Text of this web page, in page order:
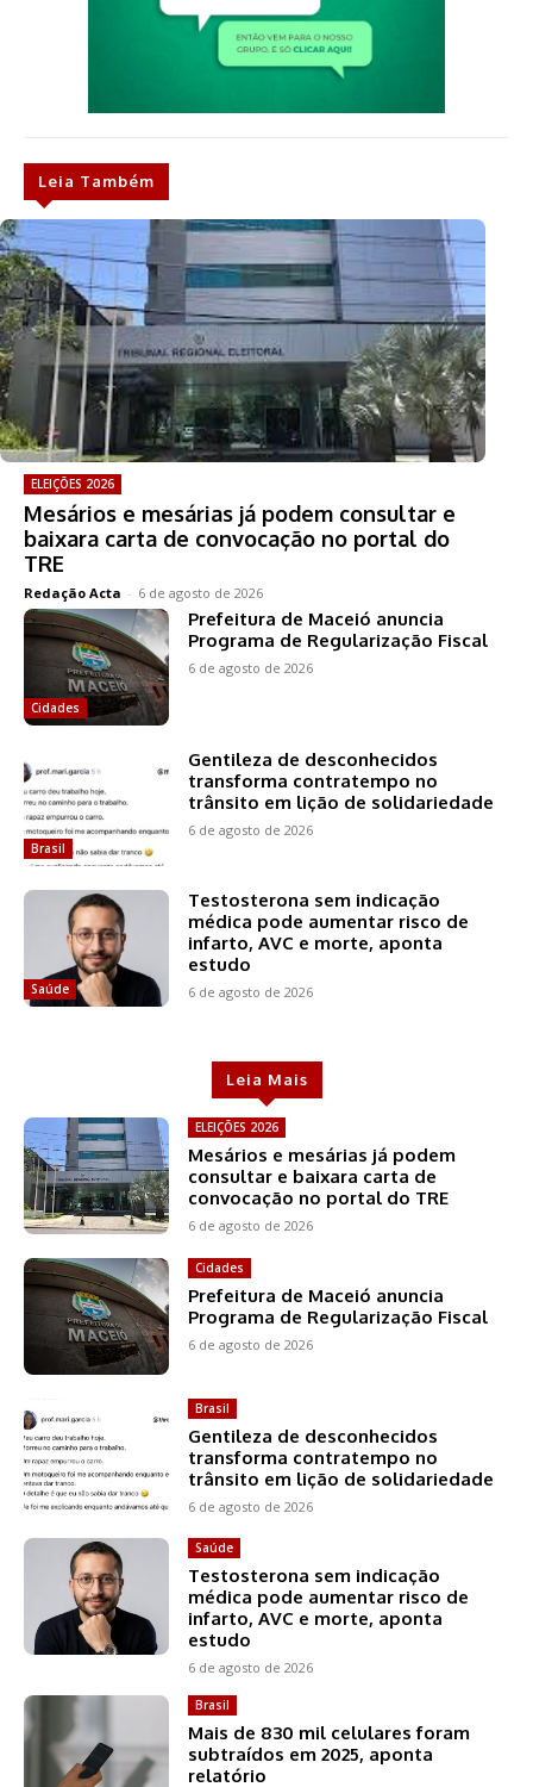
Leia Também
ELEIÇÕES 2026
Mesários e mesárias já podem consultar e
baixara carta de convocação no portal do
TRE
Redação Acta - 6 de agosto de 2026
Cidades
Prefeitura de Maceió anuncia
Programa de Regularização Fiscal
6 de agosto de 2026
Brasil
Gentileza de desconhecidos
transforma contratempo no
trânsito em lição de solidariedade
6 de agosto de 2026
Saúde
Testosterona sem indicação
médica pode aumentar risco de
infarto, AVC e morte, aponta
estudo
6 de agosto de 2026
Leia Mais
ELEIÇÕES 2026
Mesários e mesárias já podem
consultar e baixara carta de
convocação no portal do TRE
6 de agosto de 2026
Cidades
Prefeitura de Maceió anuncia
Programa de Regularização Fiscal
6 de agosto de 2026
Brasil
Gentileza de desconhecidos
transforma contratempo no
trânsito em lição de solidariedade
6 de agosto de 2026
Saúde
Testosterona sem indicação
médica pode aumentar risco de
infarto, AVC e morte, aponta
estudo
6 de agosto de 2026
Brasil
Mais de 830 mil celulares foram
subtraídos em 2025, aponta
relatório